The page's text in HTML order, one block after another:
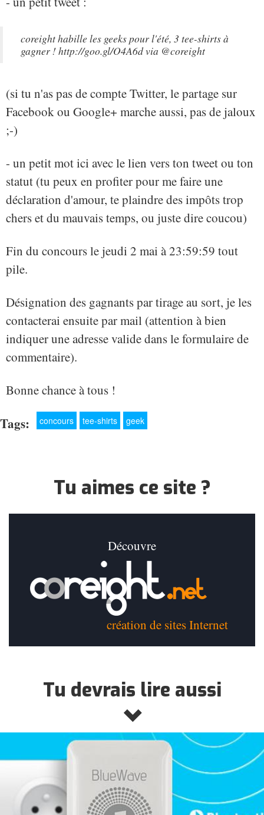
coreight habille les geeks pour l'été, 3 tee-shirts à
gagner ! http://goo.gl/O4A6d via @coreight
(si tu n'as pas de compte Twitter, le partage sur
Facebook ou Google+ marche aussi, pas de jaloux
;-)
- un petit mot ici avec le lien vers ton tweet ou ton
statut (tu peux en profiter pour me faire une
déclaration d'amour, te plaindre des impôts trop
chers et du mauvais temps, ou juste dire coucou)
Fin du concours le jeudi 2 mai à 23:59:59 tout
pile.
Désignation des gagnants par tirage au sort, je les
contacterai ensuite par mail (attention à bien
indiquer une adresse valide dans le formulaire de
commentaire).
Bonne chance à tous !
Tags: concours tee-shirts geek
Tu aimes ce site ?
Découvre
création de sites Internet
Tu devrais lire aussi